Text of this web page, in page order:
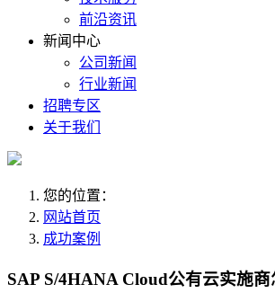
前沿资讯
新闻中心
公司新闻
行业新闻
招聘专区
关于我们
您的位置：
网站首页
成功案例
SAP S/4HANA Cloud公有云实施商